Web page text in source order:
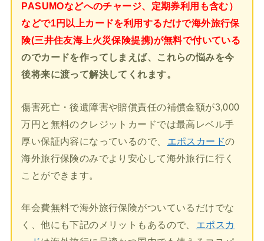
PASUMOなどへのチャージ、定期券利用も含む）
などで1円以上カードを利用するだけで海外旅行保
険(三井住友海上火災保険提携)が無料で付いている
のでカードを作ってしまえば、これらの悩みを今
後将来に渡って解決してくれます。
傷害死亡・後遺障害や賠償責任の補償金額が3,000
万円と無料のクレジットカードでは最高レベル手
厚い保証内容になっているので、
エポスカードの
海外旅行保険のみでより安心して海外旅行に行く
ことができます。
年会費無料で海外旅行保険がついているだけでな
く、他にも下記のメリットもあるので、
エポスカ